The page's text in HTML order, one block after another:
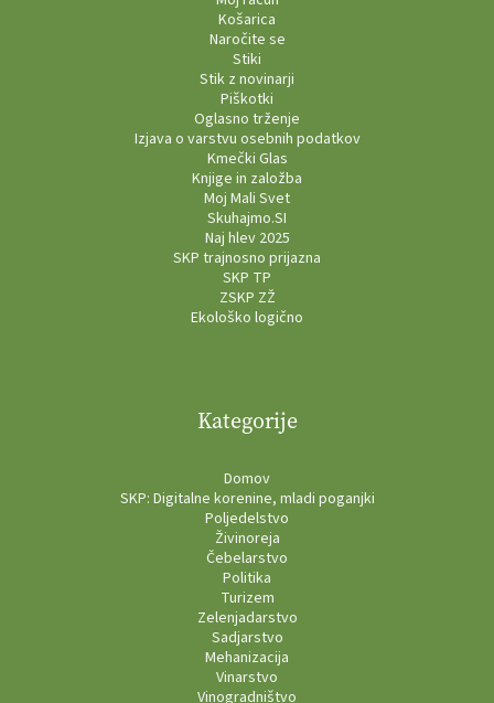
Košarica
Naročite se
Stiki
Stik z novinarji
Piškotki
Oglasno trženje
Izjava o varstvu osebnih podatkov
Kmečki Glas
Knjige in založba
Moj Mali Svet
Skuhajmo.SI
Naj hlev 2025
SKP trajnosno prijazna
SKP TP
ZSKP ZŽ
Ekološko logično
Kategorije
Domov
SKP: Digitalne korenine, mladi poganjki
Poljedelstvo
Živinoreja
Čebelarstvo
Politika
Turizem
Zelenjadarstvo
Sadjarstvo
Mehanizacija
Vinarstvo
Vinogradništvo